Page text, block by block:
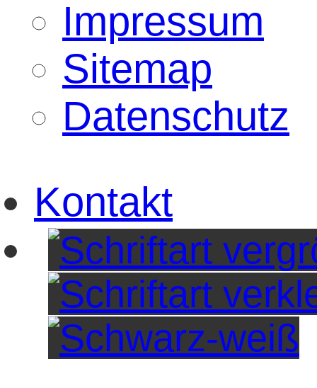
Impressum
Sitemap
Datenschutz
Kontakt